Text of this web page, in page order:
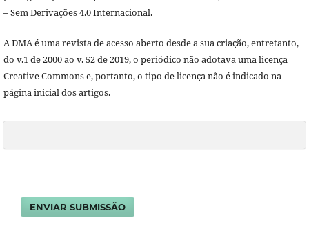
– Sem Derivações 4.0 Internacional.
A DMA é uma revista de acesso aberto desde a sua criação, entretanto,
do v.1 de 2000 ao v. 52 de 2019, o periódico não adotava uma licença
Creative Commons e, portanto, o tipo de licença não é indicado na
página inicial dos artigos.
ENVIAR SUBMISSÃO